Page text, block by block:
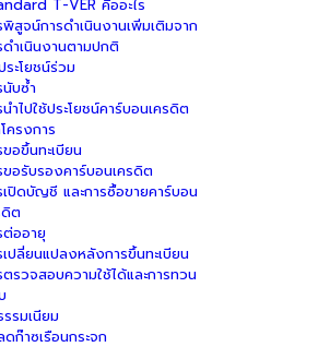
T-VER คืออะไร
พิสูจน์การดำเนินงานเพิ่มเติมจาก
ดำเนินงานตามปกติ
ระโยชน์ร่วม
นับซ้ำ
ำไปใช้ประโยชน์คาร์บอนเครดิต
รงการ
อขึ้นทะเบียน
ขอรับรองคาร์บอนเครดิต
เปิดบัญชี และการซื้อขายคาร์บอน
ดิต
ต่ออายุ
เปลี่ยนแปลงหลังการขึ้นทะเบียน
ตรวจสอบความใช้ได้และการทวน
รมเนียม
ดก๊าซเรือนกระจก